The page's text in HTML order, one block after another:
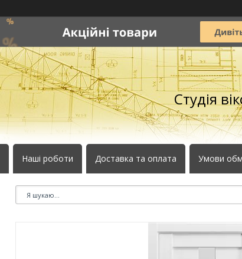
Студія
Наші роботи Доставка та оплата Умови